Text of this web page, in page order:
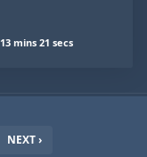
13 mins 21 secs
NEXT ›